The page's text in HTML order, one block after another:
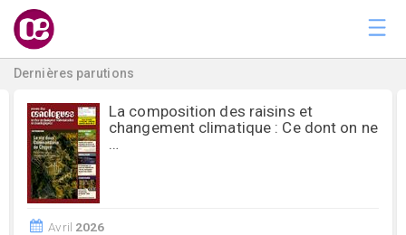
Dernières parutions
La composition des raisins et
changement climatique : Ce dont on ne
…
Avril 2026